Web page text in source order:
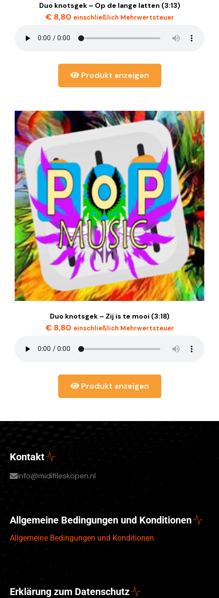
Duo knotsgek – Op de lange latten (3:13)
€8,80 einschließlich Mehrwertsteuer
Produkt anzeigen
Duo knotsgek – Zij is te mooi (3:18)
€8,80 einschließlich Mehrwertsteuer
Produkt anzeigen
Kontakt
info@midifileskopen.nl
Allgemeine Bedingungen und Konditionen
Allgemeine Bedingungen und Konditionen
Erklärung zum Datenschutz